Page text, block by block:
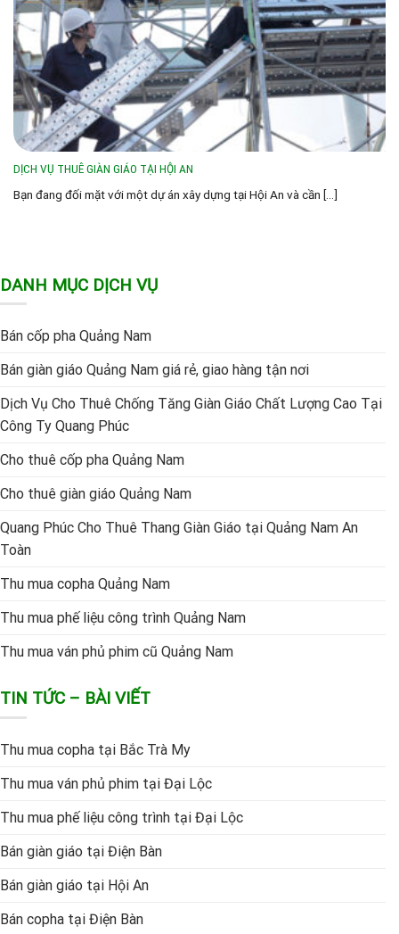
DỊCH VỤ THUÊ GIÀN GIÁO TẠI HỘI AN
Bạn đang đối mặt với một dự án xây dựng tại Hội An và cần [...]
DANH MỤC DỊCH VỤ
Bán cốp pha Quảng Nam
Bán giàn giáo Quảng Nam giá rẻ, giao hàng tận nơi
Dịch Vụ Cho Thuê Chống Tăng Giàn Giáo Chất Lượng Cao Tại
Công Ty Quang Phúc
Cho thuê cốp pha Quảng Nam
Cho thuê giàn giáo Quảng Nam
Quang Phúc Cho Thuê Thang Giàn Giáo tại Quảng Nam An
Toàn
Thu mua copha Quảng Nam
Thu mua phế liệu công trình Quảng Nam
Thu mua ván phủ phim cũ Quảng Nam
TIN TỨC – BÀI VIẾT
Thu mua copha tại Bắc Trà My
Thu mua ván phủ phim tại Đại Lộc
Thu mua phế liệu công trình tại Đại Lộc
Bán giàn giáo tại Điện Bàn
Bán giàn giáo tại Hội An
Bán copha tại Điện Bàn